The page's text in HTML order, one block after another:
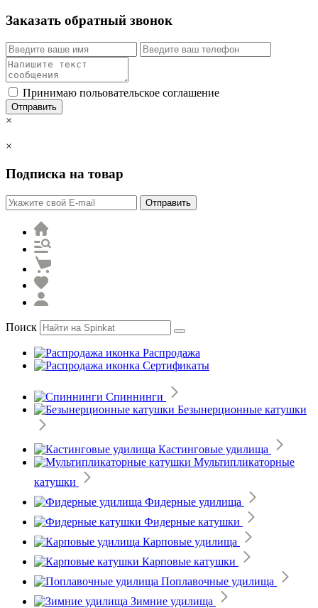
Заказать обратный звонок
Принимаю польовательское соглашение
Отправить
×
×
Подписка на товар
Отправить
Поиск
Распродажа
Сертификаты
Спиннинги
Безынерционные катушки
Кастинговые удилища
Мультипликаторные
катушки
Фидерные удилища
Фидерные катушки
Карповые удилища
Карповые катушки
Поплавочные удилища
Зимние удилища